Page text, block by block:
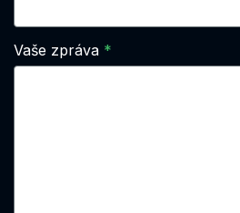
Vaše zpráva